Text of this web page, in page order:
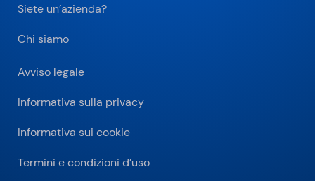
Siete un’azienda?
Chi siamo
Avviso legale
Informativa sulla privacy
Informativa sui cookie
Termini e condizioni d’uso